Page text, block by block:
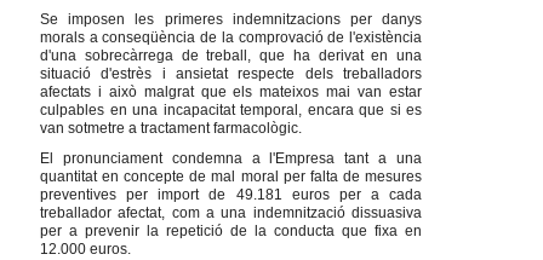
Se imposen les primeres indemnitzacions per danys
morals a conseqüència de la comprovació de l'existència
d'una sobrecàrrega de treball, que ha derivat en una
situació d'estrès i ansietat respecte dels treballadors
afectats i això malgrat que els mateixos mai van estar
culpables en una incapacitat temporal, encara que si es
van sotmetre a tractament farmacològic.
El pronunciament condemna a l'Empresa tant a una
quantitat en concepte de mal moral per falta de mesures
preventives per import de 49.181 euros per a cada
treballador afectat, com a una indemnització dissuasiva
per a prevenir la repetició de la conducta que fixa en
12.000 euros.